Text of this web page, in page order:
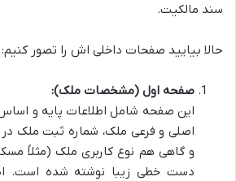
سند مالکیت.
حالا بیایید صفحات داخلی اش را تصور کنیم:
صفحه اول (مشخصات ملک):
این صفحه شامل اطلاعات پایه و
اصلی و فرعی ملک، شماره ثبت ملک در
و گاهی هم نوع کاربری ملک (مثلاً
دست خطی زیبا نوشته شده است.